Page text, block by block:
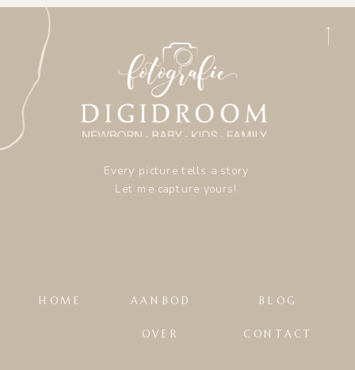
CONTACT
OVER
BLOG
AANBOD
HOME
Every picture tells a story
Let me capture yours!